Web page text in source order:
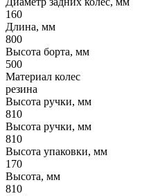
160
Длина, мм
800
Высота борта, мм
500
Материал колес
резина
Высота ручки, мм
810
Высота ручки, мм
810
Высота упаковки, мм
170
Высота, мм
810